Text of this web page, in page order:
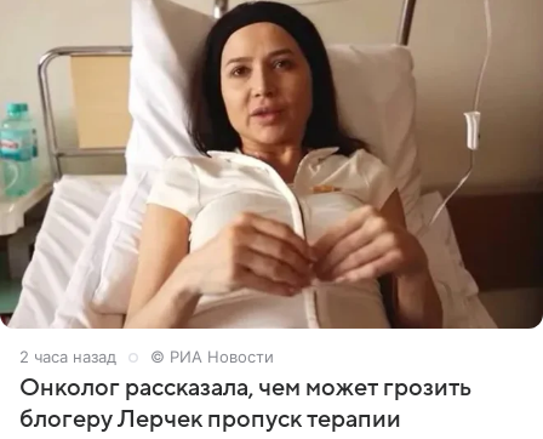
2 часа назад © РИА Новости
Онколог рассказала, чем может грозить
блогеру Лерчек пропуск терапии